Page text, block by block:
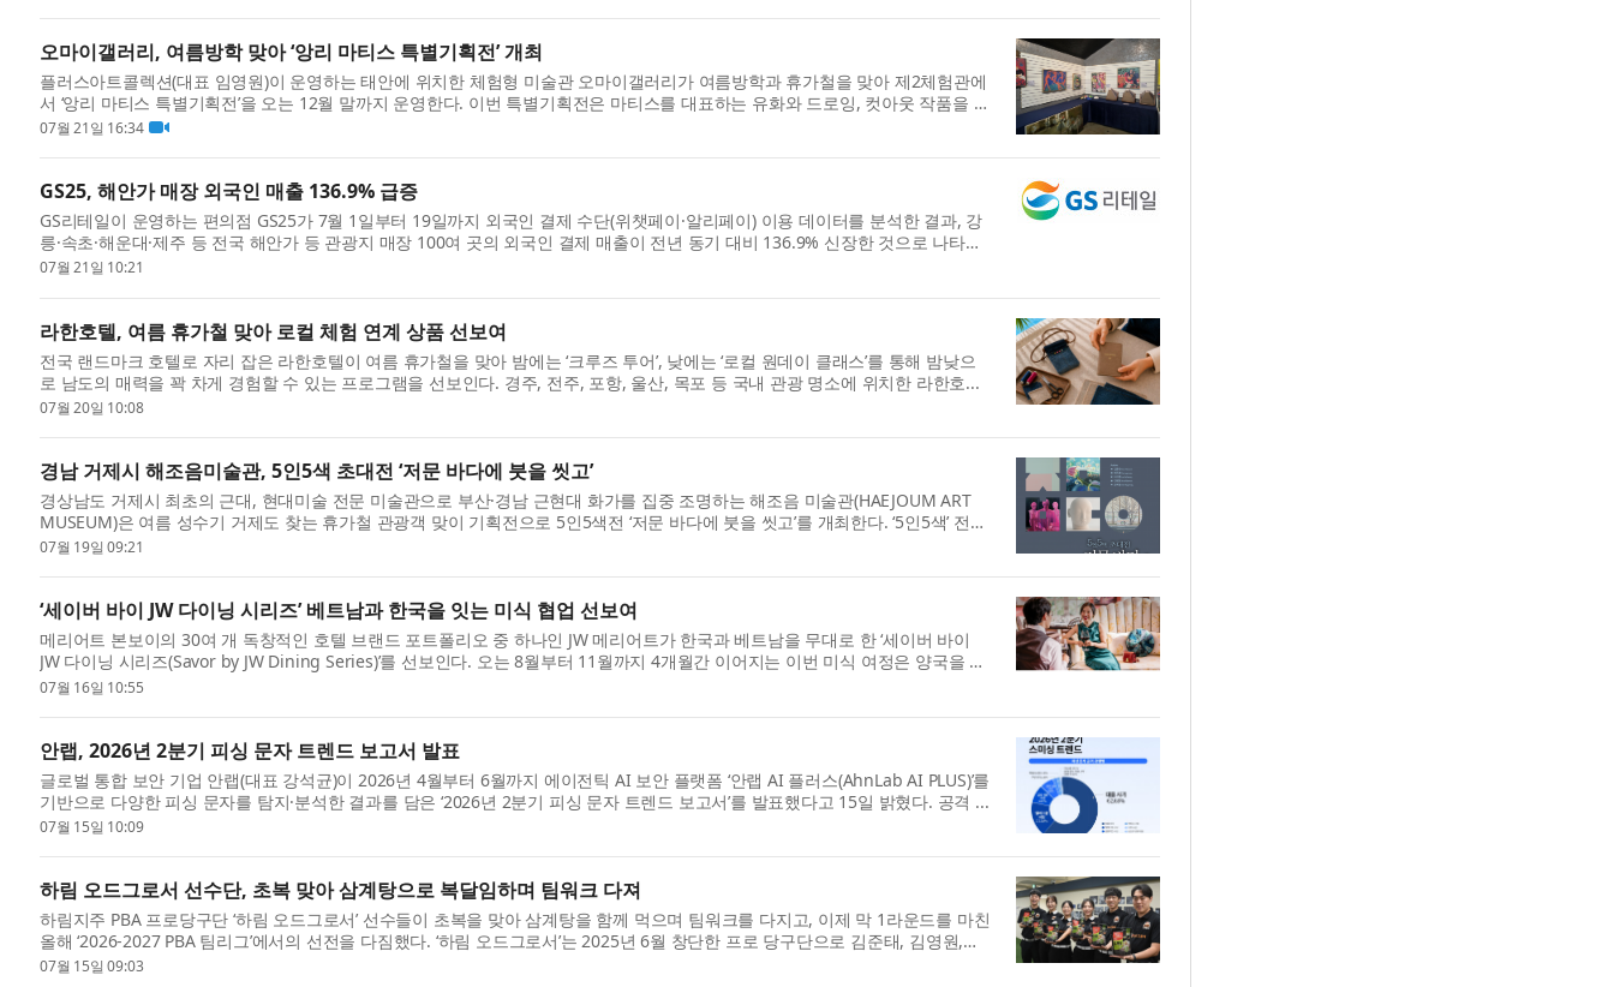
오마이갤러리, 여름방학 맞아 ‘앙리 마티스 특별기획전’ 개최
플러스아트콜렉션(대표 임영원)이 운영하는 태안에 위치한 체험형 미술관 오마이갤러리가 여름방학과 휴가철을 맞아 제2체험관에
서 ‘앙리 마티스 특별기획전’​을 오는 12월 말까지 운영한다. 이번 특별기획전은 마티스를 대표하는 유화와 드로잉, 컷아웃 작품을 중
심...
07월 21일 16:34
GS25, 해안가 매장 외국인 매출 136.9% 급증
GS리테일이 운영하는 편의점 GS25가 7월 1일부터 19일까지 외국인 결제 수단(위챗페이·알리페이) 이용 데이터를 분석한 결과, 강
릉·속초·해운대·제주 등 전국 해안가 등 관광지 매장 100여 곳의 외국인 결제 매출이 전년 동기 대비 136.9% 신장한 것으로 나타났
다. ...
07월 21일 10:21
라한호텔, 여름 휴가철 맞아 로컬 체험 연계 상품 선보여
전국 랜드마크 호텔로 자리 잡은 라한호텔이 여름 휴가철을 맞아 밤에는 ‘크루즈 투어’, 낮에는 ‘로컬 원데이 클래스’를 통해 밤낮으
로 남도의 매력을 꽉 차게 경험할 수 있는 프로그램을 선보인다. 경주, 전주, 포항, 울산, 목포 등 국내 관광 명소에 위치한 라한호...
07월 20일 10:08
경남 거제시 해조음미술관, 5인5색 초대전 ‘저문 바다에 붓을 씻고’
경상남도 거제시 최초의 근대, 현대미술 전문 미술관으로 부산·경남 근현대 화가를 집중 조명하는 해조음 미술관(HAEJOUM ART
MUSEUM)은 여름 성수기 거제도 찾는 휴가철 관광객 맞이 기획전으로 5인5색전 ‘저문 바다에 붓을 씻고’를 개최한다. ‘5인5색’ 전시
회는 20...
07월 19일 09:21
‘세이버 바이 JW 다이닝 시리즈’ 베트남과 한국을 잇는 미식 협업 선보여
메리어트 본보이의 30여 개 독창적인 호텔 브랜드 포트폴리오 중 하나인 JW 메리어트가 한국과 베트남을 무대로 한 ‘세이버 바이
JW 다이닝 시리즈(Savor by JW Dining Series)’를 선보인다. 오는 8월부터 11월까지 4개월간 이어지는 이번 미식 여정은 양국을 대
표하...
07월 16일 10:55
안랩, 2026년 2분기 피싱 문자 트렌드 보고서 발표
글로벌 통합 보안 기업 안랩(대표 강석균)이 2026년 4월부터 6월까지 에이전틱 AI 보안 플랫폼 ‘안랩 AI 플러스(AhnLab AI PLUS)’를
기반으로 다양한 피싱 문자를 탐지·분석한 결과를 담은 ‘2026년 2분기 피싱 문자 트렌드 보고서’를 발표했다고 15일 밝혔다. 공격 ...
07월 15일 10:09
하림 오드그로서 선수단, 초복 맞아 삼계탕으로 복달임하며 팀워크 다져
하림지주 PBA 프로당구단 ‘하림 오드그로서’ 선수들이 초복을 맞아 삼계탕을 함께 먹으며 팀워크를 다지고, 이제 막 1라운드를 마친
올해 ‘2026-2027 PBA 팀리그’에서의 선전을 다짐했다. ‘하림 오드그로서’는 2025년 6월 창단한 프로 당구단으로 김준태, 김영원,
김...
07월 15일 09:03